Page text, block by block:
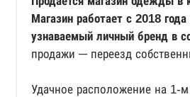
Магазин работает с 2018
узнаваемый личный бренд в
продажи ─ переезд
Удачное расположение на 1-